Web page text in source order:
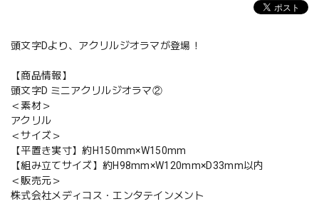
頭文字Dより、アクリルジオラマが登場！
【商品情報】
頭文字D ミニアクリルジオラマ②
＜素材＞
アクリル
＜サイズ＞
【平置き実寸】約H150mm×W150mm
【組み立てサイズ】約H98mm×W120mm×D33mm以内
＜販売元＞
株式会社メディコス・エンタテインメント